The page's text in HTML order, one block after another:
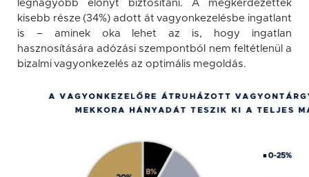
legnagyobb előnyt biztosítani. A megkérdezettek
kisebb része (34%) adott át vagyonkezelésbe ingatlant
is – aminek oka lehet az is, hogy ingatlan
hasznosítására adózási szempontból nem feltétlenül a
bizalmi vagyonkezelés az optimális megoldás.